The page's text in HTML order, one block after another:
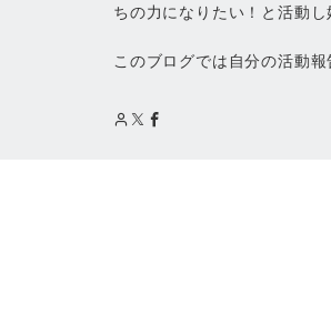
ちの力になりたい！と活動し
このブログでは自分の活動